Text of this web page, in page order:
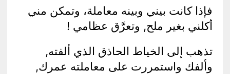
فإذا كانت بيني وبينه معاملة، وتمكن مني
أكلني بغير ملح, وتعرَّق عظامي !
تذهب إلى الخياط الحاذق الذي ألفته,
وألفك واستمررت على معاملته عمرك,